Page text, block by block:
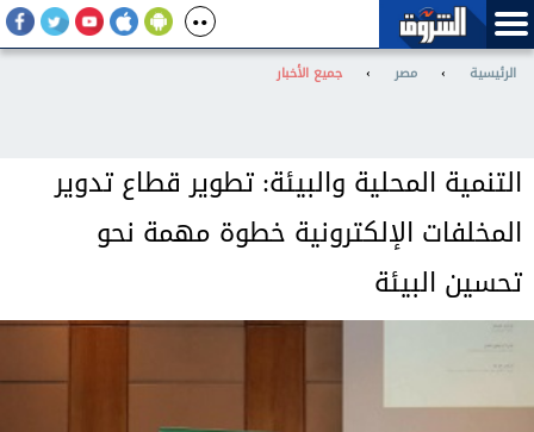
الرئيسية › مصر › جميع الأخبار
التنمية المحلية والبيئة: تطوير قطاع تدوير
المخلفات الإلكترونية خطوة مهمة نحو
تحسين البيئة